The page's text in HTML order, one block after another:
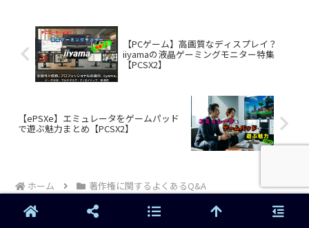
模事例が示すように、権利者側の
法的措置は年々強力になっていま
す。正しい方法を選ぶかどうか
が、すべての分岐点です。
考にしながら、権利関係を踏まえ
た安全な遊び方を探してみてくだ
さい。
【PCゲーム】高画質なディスプレイ？
iiyamaの液晶ゲーミングモニター特集
【PCSX2】
【ePSXe】エミュレータをゲームパッド
で遊ぶ魅力まとめ【PCSX2】
ホーム 著作権に関するよくあるQ&A